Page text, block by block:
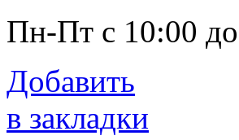
Пн-Пт с 10:00
Добавить
в закладки